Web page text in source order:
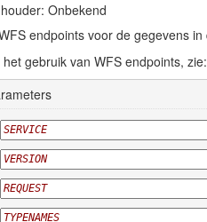
Onbekend
endpoints voor de gegevens in
het gebruik van WFS endpoints, zie: